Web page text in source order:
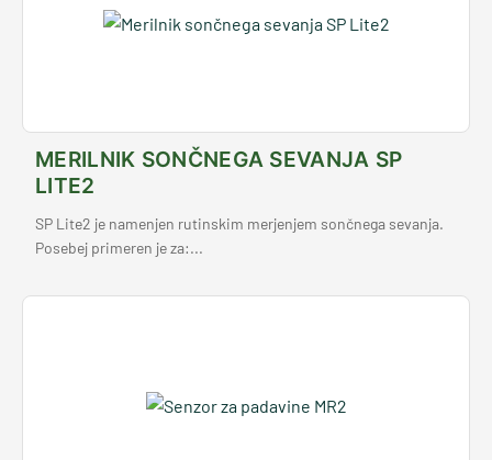
MERILNIK SONČNEGA SEVANJA SP
LITE2
SP Lite2 je namenjen rutinskim merjenjem sončnega sevanja.
Posebej primeren je za:...